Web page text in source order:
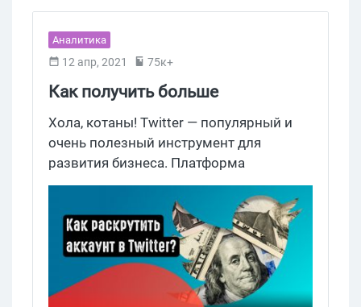
Аналитика
12 апр, 2021 75к+
Как получить больше
подписчиков в Twitter в 2021?
Хола, котаны! Twitter — популярный и
очень полезный инструмент для
развития бизнеса. Платформа
существует уже много лет и до сих пор
пользуется спросом среди
пользователей и рекламодателей.
Именно поэтому наличие
раскрученного акка в Twitter — большой
плюс для тех, кто хочет повысить
посещаемость своего веб-сайта и